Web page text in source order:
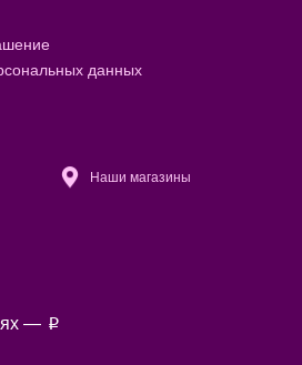
данных
Наши магазины
— p
предоставляете согласие на